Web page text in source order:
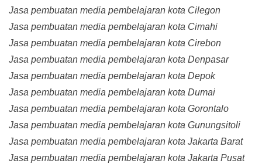
Jasa pembuatan media pembelajaran kota Cilegon
Jasa pembuatan media pembelajaran kota Cimahi
Jasa pembuatan media pembelajaran kota Cirebon
Jasa pembuatan media pembelajaran kota Denpasar
Jasa pembuatan media pembelajaran kota Depok
Jasa pembuatan media pembelajaran kota Dumai
Jasa pembuatan media pembelajaran kota Gorontalo
Jasa pembuatan media pembelajaran kota Gunungsitoli
Jasa pembuatan media pembelajaran kota Jakarta Barat
Jasa pembuatan media pembelajaran kota Jakarta Pusat